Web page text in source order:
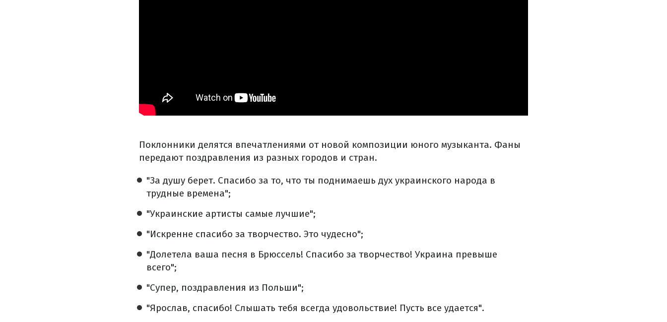
Поклонники делятся впечатлениями от новой композиции юного музыканта. Фаны
передают поздравления из разных городов и стран.
"За душу берет. Спасибо за то, что ты поднимаешь дух украинского народа в
трудные времена";
"Украинские артисты самые лучшие";
"Искренне спасибо за творчество. Это чудесно";
"Долетела ваша песня в Брюссель! Спасибо за творчество! Украина превыше
всего";
"Супер, поздравления из Польши";
"Ярослав, спасибо! Слышать тебя всегда удовольствие! Пусть все удается".